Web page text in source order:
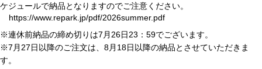
ケジュールで納品となりますのでご注意ください。
https://www.repark.jp/pdf/2026summer.pdf
※連休前納品の締め切りは7月26日23：59でございます。
※7月27日以降のご注文は、8月18日以降の納品とさせていただきま
す。